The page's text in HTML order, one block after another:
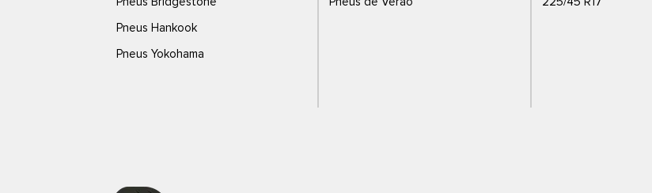
Pneus Hankook
Pneus Yokohama